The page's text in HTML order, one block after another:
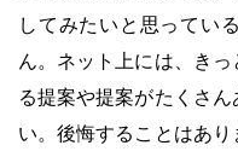
してみたいと思ってい
ん。ネット上には、き
る提案や提案がたくさ
い。後悔することはあ